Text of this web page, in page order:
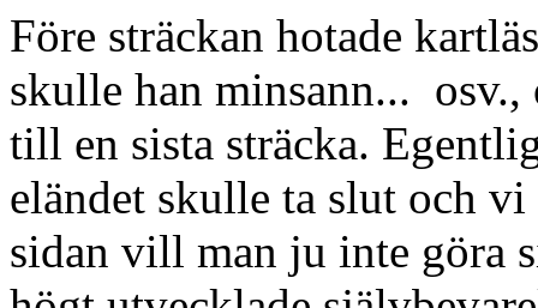
Före sträckan hotade
skulle han minsann...
till en sista sträcka.
eländet skulle ta slut och
sidan vill man ju inte göra